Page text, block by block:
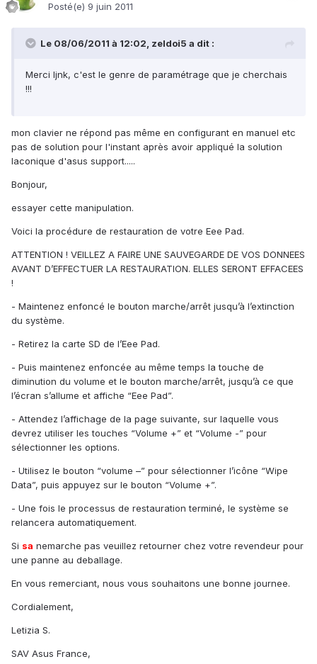
Posté(e) 9 juin 2011
Le 08/06/2011 à 12:02, zeldoi5 a dit :
Merci ljnk, c'est le genre de paramétrage que je cherchais
!!!
mon clavier ne répond pas même en configurant en manuel etc
pas de solution pour l'instant après avoir appliqué la solution
laconique d'asus support.....
Bonjour,
essayer cette manipulation.
Voici la procédure de restauration de votre Eee Pad.
ATTENTION ! VEILLEZ A FAIRE UNE SAUVEGARDE DE VOS DONNEES
AVANT D’EFFECTUER LA RESTAURATION. ELLES SERONT EFFACEES
!
- Maintenez enfoncé le bouton marche/arrêt jusqu’à l’extinction
du système.
- Retirez la carte SD de l’Eee Pad.
- Puis maintenez enfoncée au même temps la touche de
diminution du volume et le bouton marche/arrêt, jusqu’à ce que
l’écran s’allume et affiche “Eee Pad”.
- Attendez l’affichage de la page suivante, sur laquelle vous
devrez utiliser les touches “Volume +” et “Volume -” pour
sélectionner les options.
- Utilisez le bouton “volume –” pour sélectionner l’icône “Wipe
Data”, puis appuyez sur le bouton “Volume +”.
- Une fois le processus de restauration terminé, le système se
relancera automatiquement.
Si sa nemarche pas veuillez retourner chez votre revendeur pour
une panne au deballage.
En vous remerciant, nous vous souhaitons une bonne journee.
Cordialement,
Letizia S.
SAV Asus France,